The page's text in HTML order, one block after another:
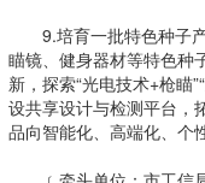
9.培育一批特色种子产
瞄镜、健身器材等特色种
新，探索“光电技术+枪瞄
设共享设计与检测平台，
品向智能化、高端化、个